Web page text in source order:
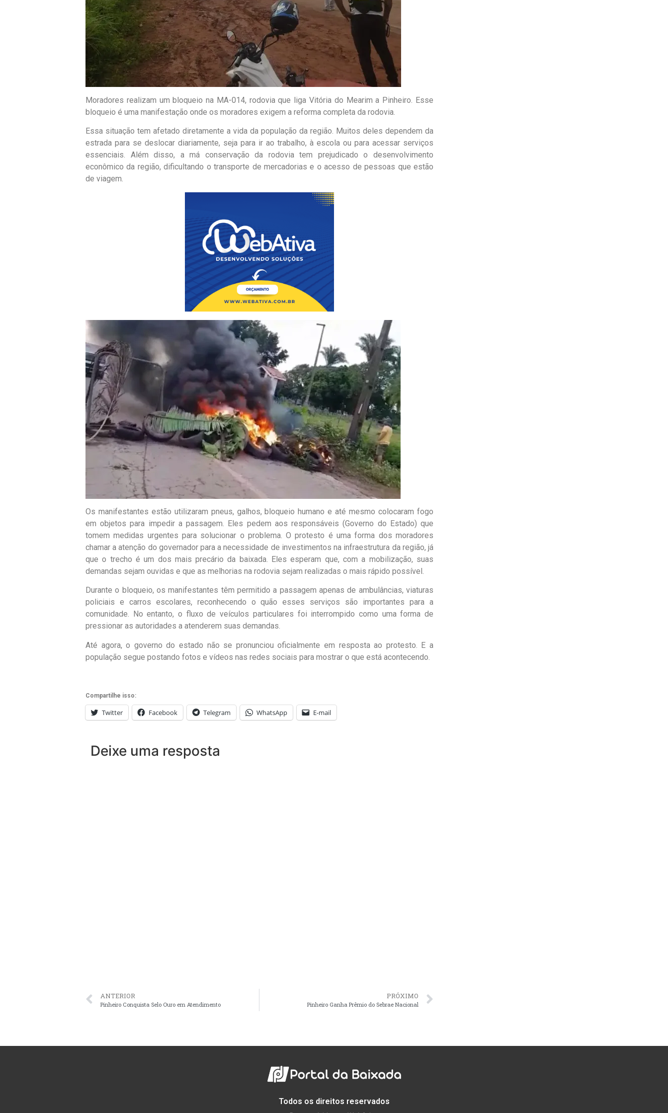
Moradores realizam um bloqueio na MA-014, rodovia que liga Vitória do Mearim a Pinheiro. Esse
bloqueio é uma manifestação onde os moradores exigem a reforma completa da rodovia.
Essa situação tem afetado diretamente a vida da população da região. Muitos deles dependem da
estrada para se deslocar diariamente, seja para ir ao trabalho, à escola ou para acessar serviços
essenciais. Além disso, a má conservação da rodovia tem prejudicado o desenvolvimento
econômico da região, dificultando o transporte de mercadorias e o acesso de pessoas que estão
de viagem.
Os manifestantes estão utilizaram pneus, galhos, bloqueio humano e até mesmo colocaram fogo
em objetos para impedir a passagem. Eles pedem aos responsáveis (Governo do Estado) que
tomem medidas urgentes para solucionar o problema. O protesto é uma forma dos moradores
chamar a atenção do governador para a necessidade de investimentos na infraestrutura da região, já
que o trecho é um dos mais precário da baixada. Eles esperam que, com a mobilização, suas
demandas sejam ouvidas e que as melhorias na rodovia sejam realizadas o mais rápido possível.
Durante o bloqueio, os manifestantes têm permitido a passagem apenas de ambulâncias, viaturas
policiais e carros escolares, reconhecendo o quão esses serviços são importantes para a
comunidade. No entanto, o fluxo de veículos particulares foi interrompido como uma forma de
pressionar as autoridades a atenderem suas demandas.
Até agora, o governo do estado não se pronunciou oficialmente em resposta ao protesto. E a
população segue postando fotos e vídeos nas redes sociais para mostrar o que está acontecendo.
Compartilhe isso:
Twitter Facebook Telegram WhatsApp E-mail
Deixe uma resposta
ANTERIOR
Pinheiro Conquista Selo Ouro em Atendimento
PRÓXIMO
Pinheiro Ganha Prêmio do Sebrae Nacional
Todos os direitos reservados